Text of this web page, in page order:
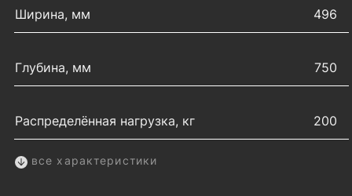
Ширина, мм 496
Глубина, мм 750
Распределённая нагрузка, кг 200
все характеристики